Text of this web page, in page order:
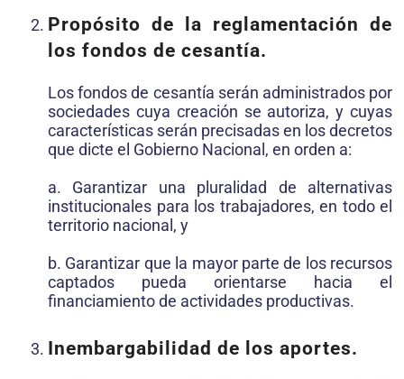
Propósito de la reglamentación de
los fondos de cesantía.
Los fondos de cesantía serán administrados por
sociedades cuya creación se autoriza, y cuyas
características serán precisadas en los decretos
que dicte el Gobierno Nacional, en orden a:
a. Garantizar una pluralidad de alternativas
institucionales para los trabajadores, en todo el
territorio nacional, y
b. Garantizar que la mayor parte de los recursos
captados pueda orientarse hacia el
financiamiento de actividades productivas.
Inembargabilidad de los aportes.